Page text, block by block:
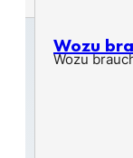
Wozu
Wozu